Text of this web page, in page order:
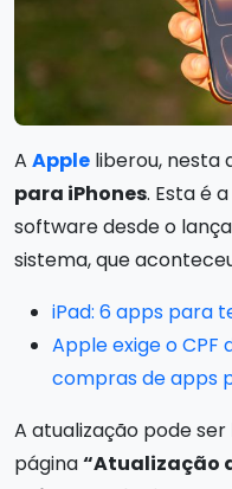
A Apple liberou, nesta
para iPhones. Esta é
software desde o
sistema, que
iPad: 6 apps para
Apple exige o
compras de apps
A atualização pode
página“Atualização